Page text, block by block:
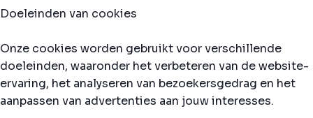
Doeleinden van cookies
Onze cookies worden gebruikt voor verschillende
doeleinden, waaronder het verbeteren van de website-
ervaring, het analyseren van bezoekersgedrag en het
aanpassen van advertenties aan jouw interesses.